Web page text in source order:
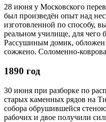
28 июня у Московского
был произведён опыт над
изготовленной по способу,
реальном училище, для чего
Рассушиным домик, обложен
сожжено. Соломенно-
1890 год
30 июня при разборке по
старых каменных рядов на
собора обрушившейся
рабочих и двое получили